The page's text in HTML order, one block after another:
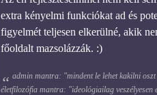
extra kényelmi funkciókat ad és
figyelmét teljesen elkerülné, akik
főoldalt mazsolázzák. :)
admin mantra: "mindent le lehet kakilni
életfilozófia mantra: "ideológiailag veszélyesen